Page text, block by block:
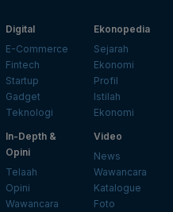
Digital
E-Commerce
Fintech
Startup
Gadget
Teknologi
Ekonopedia
Sejarah
Ekonomi
Profil
Istilah
Ekonomi
In-Depth &
Opini
Telaah
Opini
Wawancara
Video
News
Wawancara
Katalogue
Foto